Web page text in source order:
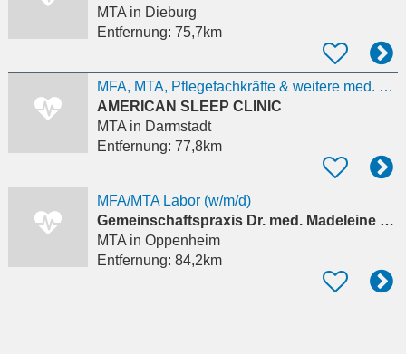
MTAin Dieburg
Entfernung: 75,7km
MFA, MTA, Pflegefachkräfte & weitere med. Berufsqualifikationen– Englisch erforderlich
AMERICAN SLEEP CLINIC
MTAin Darmstadt
Entfernung: 77,8km
MFA/MTA Labor (w/m/d)
Gemeinschaftspraxis Dr. med. Madeleine Busch & Wolfgang Reeh
MTAin Oppenheim
Entfernung: 84,2km